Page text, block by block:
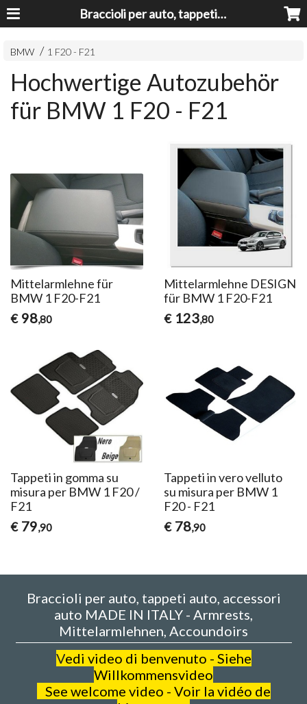
Braccioli per auto, tappeti auto, accessori auto MADE IN ITALY - Armrests, Mittelarmlehnen, Accoundoirs
BMW 1 F20 - F21
Hochwertige Autozubehör
für BMW 1 F20 - F21
Mittelarmlehne für
BMW 1 F20-F21
€ 98,80
Mittelarmlehne DESIGN
für BMW 1 F20-F21
€ 123,80
Tappeti in gomma su
misura per BMW 1 F20 /
F21
€ 79,90
Tappeti in vero velluto
su misura per BMW 1
F20 - F21
€ 78,90
Braccioli per auto, tappeti auto, accessori
auto MADE IN ITALY - Armrests,
Mittelarmlehnen, Accoundoirs
Vedi video di benvenuto - Siehe
Willkommensvideo
See welcome video - Voir la vidéo de